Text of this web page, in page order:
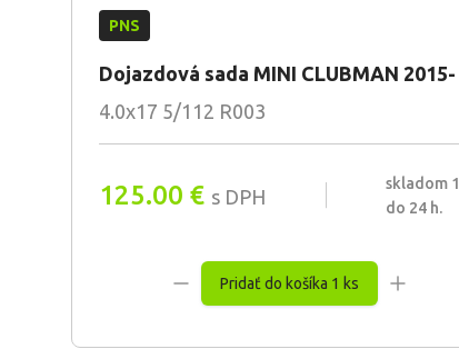
PNS
Dojazdová sada MINI CLUBMAN 2015-
4.0x17 5/112 R003
125.00 € s DPH
skladom
do 24 h.
Pridať do košíka 1 ks